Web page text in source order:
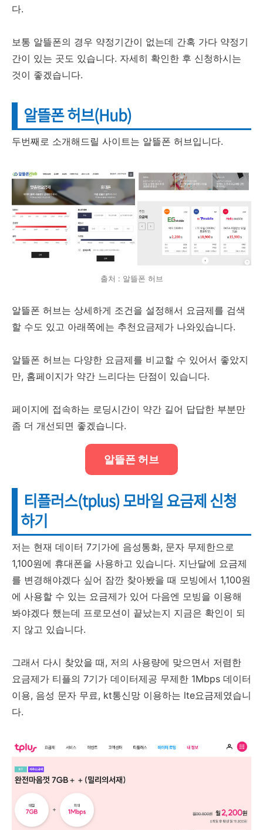
다.
보통 알뜰폰의 경우 약정기간이 없는데 간혹 가다 약정기
간이 있는 곳도 있습니다. 자세히 확인한 후 신청하시는
것이 좋겠습니다.
알뜰폰 허브(Hub)
두번째로 소개해드릴 사이트는 알뜰폰 허브입니다.
출처 : 알뜰폰 허브
알뜰폰 허브는 상세하게 조건을 설정해서 요금제를 검색
할 수도 있고 아래쪽에는 추천요금제가 나와있습니다.
알뜰폰 허브는 다양한 요금제를 비교할 수 있어서 좋았지
만, 홈페이지가 약간 느리다는 단점이 있습니다.
페이지에 접속하는 로딩시간이 약간 길어 답답한 부분만
좀 더 개선되면 좋겠습니다.
알뜰폰 허브
티플러스(tplus) 모바일 요금제 신청
하기
저는 현재 데이터 7기가에 음성통화, 문자 무제한으로
1,100원에 휴대폰을 사용하고 있습니다. 지난달에 요금제
를 변경해야겠다 싶어 잠깐 찾아봤을 때 모빙에서 1,100원
에 사용할 수 있는 요금제가 있어 다음엔 모빙을 이용해
봐야겠다 했는데 프로모션이 끝났는지 지금은 확인이 되
지 않고 있습니다.
그래서 다시 찾았을 때, 저의 사용량에 맞으면서 저렴한
요금제가 티플의 7기가 데이터제공 무제한 1Mbps 데이터
이용, 음성 문자 무료, kt통신망 이용하는 lte요금제였습니
다.